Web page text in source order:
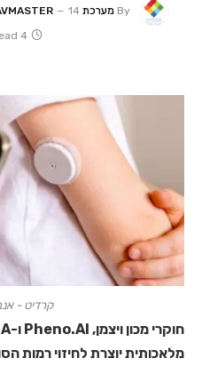
By מערכת AVMASTER14 בנובמבר 2024
4 Mins Read
קרדיט -
מלאכותית יוצרת לחיזוי רמות